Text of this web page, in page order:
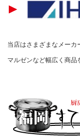
当店はさまざまなメーカ
マルゼンなど幅広く商品